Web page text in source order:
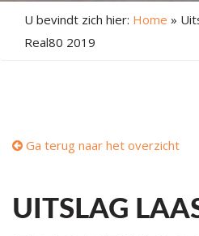
U bevindt zich hier: Home »
Real80 2019
Ga terug naar het overzicht
UITSLAG